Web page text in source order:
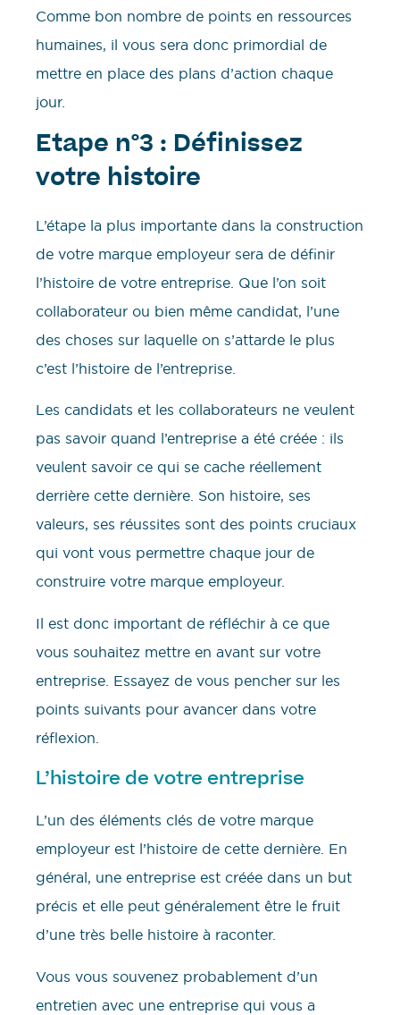
Comme bon nombre de points en ressources
humaines, il vous sera donc primordial de
mettre en place des plans d’action chaque
jour.
Etape n°3 : Définissez
votre histoire
L’étape la plus importante dans la construction
de votre marque employeur sera de définir
l’histoire de votre entreprise. Que l’on soit
collaborateur ou bien même candidat, l’une
des choses sur laquelle on s’attarde le plus
c’est l’histoire de l’entreprise.
Les candidats et les collaborateurs ne veulent
pas savoir quand l’entreprise a été créée : ils
veulent savoir ce qui se cache réellement
derrière cette dernière. Son histoire, ses
valeurs, ses réussites sont des points cruciaux
qui vont vous permettre chaque jour de
construire votre marque employeur.
Il est donc important de réfléchir à ce que
vous souhaitez mettre en avant sur votre
entreprise. Essayez de vous pencher sur les
points suivants pour avancer dans votre
réflexion.
L’histoire de votre entreprise
L’un des éléments clés de votre marque
employeur est l’histoire de cette dernière. En
général, une entreprise est créée dans un but
précis et elle peut généralement être le fruit
d’une très belle histoire à raconter.
Vous vous souvenez probablement d’un
entretien avec une entreprise qui vous a